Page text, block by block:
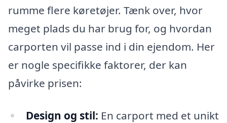
rumme flere køretøjer. Tænk over, hvor
meget plads du har brug for, og hvordan
carporten vil passe ind i din ejendom. Her
er nogle specifikke faktorer, der kan
påvirke prisen:
Design og stil: En carport med et unikt